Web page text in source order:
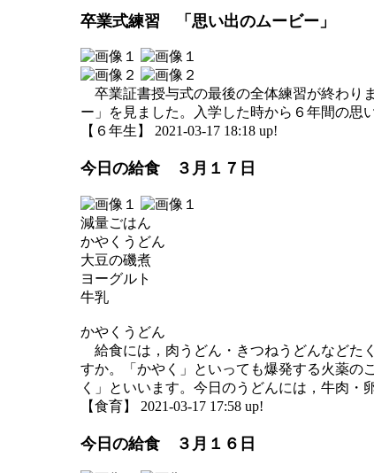
卒業式練習 「思い出のムービー」
卒業証書授与式の最後の全体練習が終わり
ー」を見ました。入学した時から６年間の思
【６年生】 2021-03-17 18:18 up!
今日の給食 ３月１７日
減量ごはん
かやくうどん
大豆の磯煮
ヨーグルト
牛乳
かやくうどん
給食には，肉うどん・きつねうどんなどた
すか。「かやく」といっても爆発する火薬の
く」といいます。今日のうどんには，牛肉・
【食育】 2021-03-17 17:58 up!
今日の給食 ３月１６日